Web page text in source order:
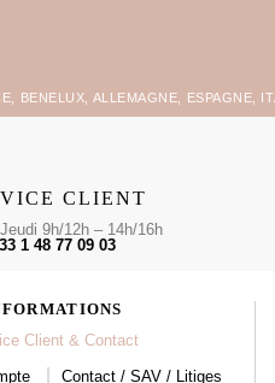
BENELUX, ALLEMAGNE, ESPAGNE,
CLIENT
9h/12h – 14h/16h
1 48 77 09 03
Client & Contact
Contact / SAV / Litiges